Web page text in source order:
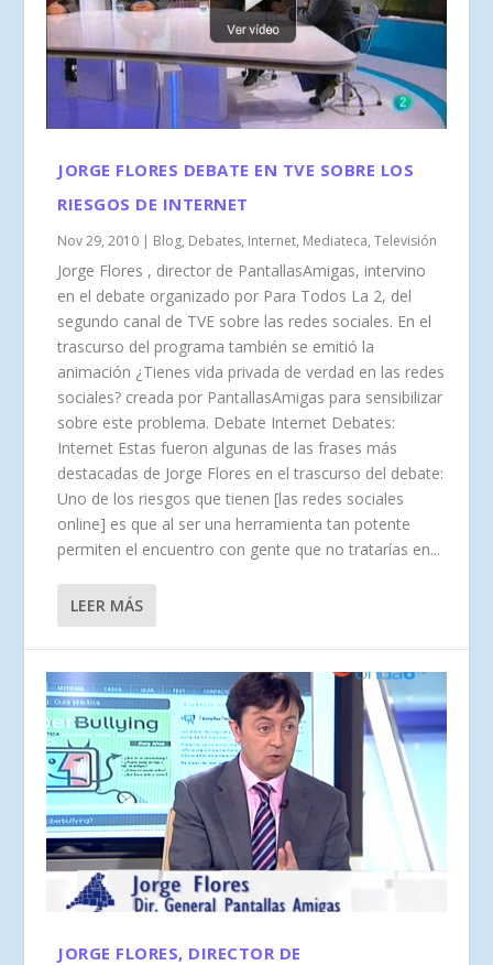
JORGE FLORES DEBATE EN TVE SOBRE LOS
RIESGOS DE INTERNET
Nov 29, 2010 | Blog, Debates, Internet, Mediateca,Televisión
Jorge Flores , director de PantallasAmigas, intervino
en el debate organizado por Para Todos La 2, del
segundo canal de TVE sobre las redes sociales. En el
trascurso del programa también se emitió la
animación ¿Tienes vida privada de verdad en las redes
sociales? creada por PantallasAmigas para sensibilizar
sobre este problema. Debate Internet Debates:
Internet Estas fueron algunas de las frases más
destacadas de Jorge Flores en el trascurso del debate:
Uno de los riesgos que tienen [las redes sociales
online] es que al ser una herramienta tan potente
permiten el encuentro con gente que no tratarías en...
LEER MÁS
JORGE FLORES, DIRECTOR DE